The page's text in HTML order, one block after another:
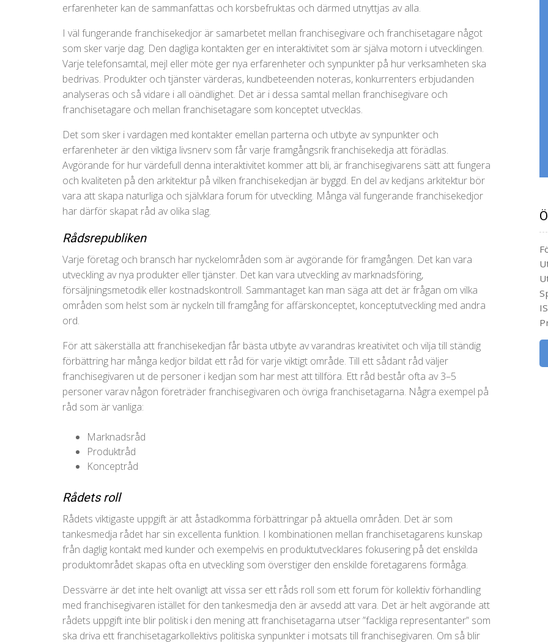
erfarenheter kan de sammanfattas och korsbefruktas och därmed utnyttjas av alla.
I väl fungerande franchisekedjor är samarbetet mellan franchisegivare och franchisetagare något
som sker varje dag. Den dagliga kontakten ger en interaktivitet som är själva motorn i utvecklingen.
Varje telefonsamtal, mejl eller möte ger nya erfarenheter och synpunkter på hur verksamheten ska
bedrivas. Produkter och tjänster värderas, kundbeteenden noteras, konkurrenters erbjudanden
analyseras och så vidare i all oändlighet. Det är i dessa samtal mellan franchisegivare och
franchisetagare och mellan franchisetagare som konceptet utvecklas.
Det som sker i vardagen med kontakter emellan parterna och utbyte av synpunkter och
erfarenheter är den viktiga livsnerv som får varje framgångsrik franchisekedja att förädlas.
Avgörande för hur värdefull denna interaktivitet kommer att bli, är franchisegivarens sätt att fungera
och kvaliteten på den arkitektur på vilken franchisekedjan är byggd. En del av kedjans arkitektur bör
vara att skapa naturliga och självklara forum för utveckling. Många väl fungerande franchisekedjor
har därför skapat råd av olika slag.
Rådsrepubliken
Varje företag och bransch har nyckelområden som är avgörande för framgången. Det kan vara
utveckling av nya produkter eller tjänster. Det kan vara utveckling av marknadsföring,
försäljningsmetodik eller kostnadskontroll. Sammantaget kan man säga att det är frågan om vilka
områden som helst som är nyckeln till framgång för affärskonceptet, konceptutveckling med andra
ord.
För att säkerställa att franchisekedjan får bästa utbyte av varandras kreativitet och vilja till ständig
förbättring har många kedjor bildat ett råd för varje viktigt område. Till ett sådant råd väljer
franchisegivaren ut de personer i kedjan som har mest att tillföra. Ett råd består ofta av 3–5
personer varav någon företräder franchisegivaren och övriga franchisetagarna. Några exempel på
råd som är vanliga:
Marknadsråd
Produktråd
Konceptråd
Rådets roll
Rådets viktigaste uppgift är att åstadkomma förbättringar på aktuella områden. Det är som
tankesmedja rådet har sin excellenta funktion. I kombinationen mellan franchisetagarens kunskap
från daglig kontakt med kunder och exempelvis en produktutvecklares fokusering på det enskilda
produktområdet skapas ofta en utveckling som överstiger den enskilde företagarens förmåga.
Dessvärre är det inte helt ovanligt att vissa ser ett råds roll som ett forum för kollektiv förhandling
med franchisegivaren istället för den tankesmedja den är avsedd att vara. Det är helt avgörande att
rådets uppgift inte blir politisk i den mening att franchisetagarna utser ”fackliga representanter” som
ska driva ett franchisetagarkollektivs politiska synpunkter i motsats till franchisegivaren. Om så blir